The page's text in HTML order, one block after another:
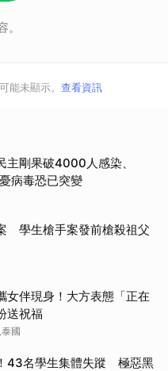
。
能未顯示。 查看資訊
主剛果破4000人感染、
病毒恐已突變
學生槍手案發前槍殺祖父
女伴現身！大方表態「正在
送祝福
國
43名學生集體失蹤 極惡黑